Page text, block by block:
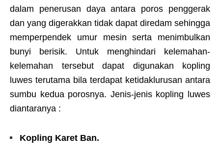
dalam penerusan daya antara poros penggerak
dan yang digerakkan tidak dapat diredam sehingga
memperpendek umur mesin serta menimbulkan
bunyi berisik. Untuk menghindari kelemahan-
kelemahan tersebut dapat digunakan kopling
luwes terutama bila terdapat ketidaklurusan antara
sumbu kedua porosnya. Jenis-jenis kopling luwes
diantaranya :
Kopling Karet Ban.